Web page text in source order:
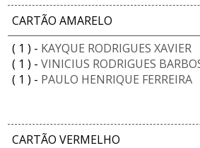
CARTÃO AMARELO
( 1 ) - KAYQUE RODRIGUES XAVIER
( 1 ) - VINICIUS RODRIGUES
( 1 ) - PAULO HENRIQUE FERREIRA
CARTÃO VERMELHO